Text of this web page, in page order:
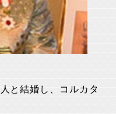
と結婚し、コルカタ